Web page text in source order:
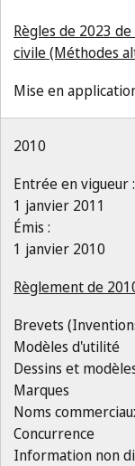
Règles de 2023
civile (Méthodes
Mise en
2010
Entrée en vigueur :
1 janvier 2011
Émis :
1 janvier 2010
Règlement de
Brevets
Modèles d'utilité
Dessins et
Marques
Noms
Concurrence
Information non